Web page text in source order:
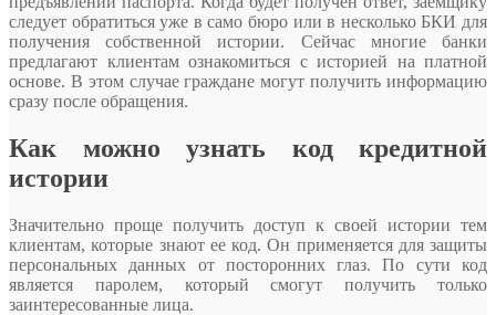
следует обратиться уже в само бюро или в несколько БКИ для
получения собственной истории. Сейчас многие банки
предлагают клиентам ознакомиться с историей на платной
основе. В этом случае граждане могут получить информацию
сразу после обращения.
Как можно узнать код кредитной
истории
Значительно проще получить доступ к своей истории тем
клиентам, которые знают ее код. Он применяется для защиты
персональных данных от посторонних глаз. По сути код
является паролем, который смогут получить только
заинтересованные лица.